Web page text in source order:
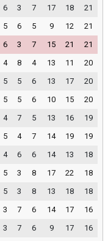
6 3 7 17 18
21
5 6 5 9 12
21
6 3 7 15 21
21
4 8 4 13 11
20
5 5 6 13 17
20
5 5 6 10 15
20
4 7 5 13 16
19
5 4 7 14 19
19
4 6 6 14 13
18
5 3 8 17 22
18
5 3 8 13 18
18
3 7 6 14 17
16
3 7 6 9 17
16